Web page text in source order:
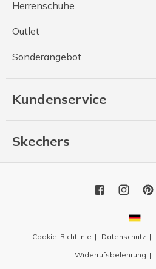
Herrenschuhe
Outlet
Sonderangebot
Kundenservice
Skechers
Cookie-Richtlinie Datenschutz
Widerrufsbelehrung